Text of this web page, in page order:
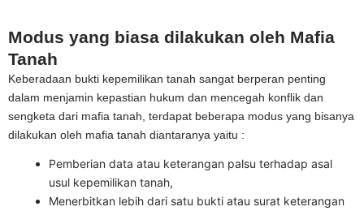
Modus yang biasa dilakukan oleh Mafia
Tanah
Keberadaan bukti kepemilikan tanah sangat berperan penting
dalam menjamin kepastian hukum dan mencegah konflik dan
sengketa dari mafia tanah, terdapat beberapa modus yang bisanya
dilakukan oleh mafia tanah diantaranya yaitu :
Pemberian data atau keterangan palsu terhadap asal
usul kepemilikan tanah,
Menerbitkan lebih dari satu bukti atau surat keterangan